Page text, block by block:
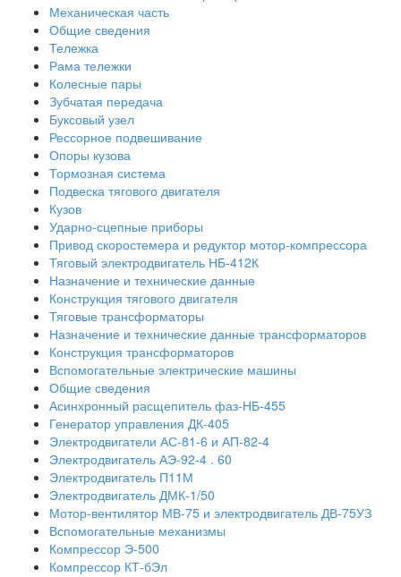
Механическая часть
Общие сведения
Тележка
Рама тележки
Колесные пары
Зубчатая передача
Буксовый узел
Рессорное подвешивание
Опоры кузова
Тормозная система
Подвеска тягового двигателя
Кузов
Ударно-сцепные приборы
Привод скоростемера и редуктор мотор-компрессора
Тяговый электродвигатель НБ-412К
Назначение и технические данные
Конструкция тягового двигателя
Тяговые трансформаторы
Назначение и технические данные трансформаторов
Конструкция трансформаторов
Вспомогательные электрические машины
Общие сведения
Асинхронный расщепитель фаз-НБ-455
Генератор управления ДК-405
Электродвигатели АС-81-6 и АП-82-4
Электродвигатель АЭ-92-4 . 60
Электродвигатель П11М
Электродвигатель ДМК-1/50
Мотор-вентилятор МВ-75 и электродвигатель ДВ-75УЗ
Вспомогательные механизмы
Компрессор Э-500
Компрессор КТ-бЭл